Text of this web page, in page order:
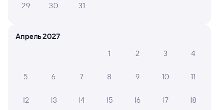
29 30 31
Апрель 2027
1
2 3 4
5 6 7 8 9 10 11
12 13 14 15 16 17 18